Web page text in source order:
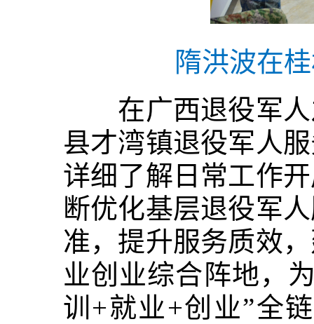
隋洪波在
在广西退役军人
县才湾镇退役军人
详细了解日常工作
断优化基层退役军
准，提升服务质效
业创业综合阵地，
训+就业+创业”全